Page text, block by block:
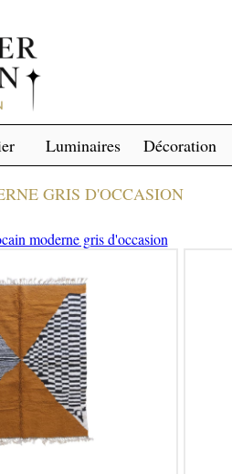
Luminaires Décoration
GRIS D'OCCASION
moderne gris d'occasion